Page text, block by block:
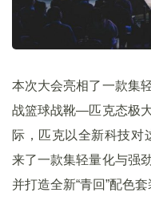
本次大会亮相了一款集
战篮球战靴—匹克态极
际，匹克以全新科技对
来了一款集轻量化与强
并打造全新“青回”配色套